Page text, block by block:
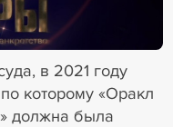
в 2021 году
которому «Оракл
должна была